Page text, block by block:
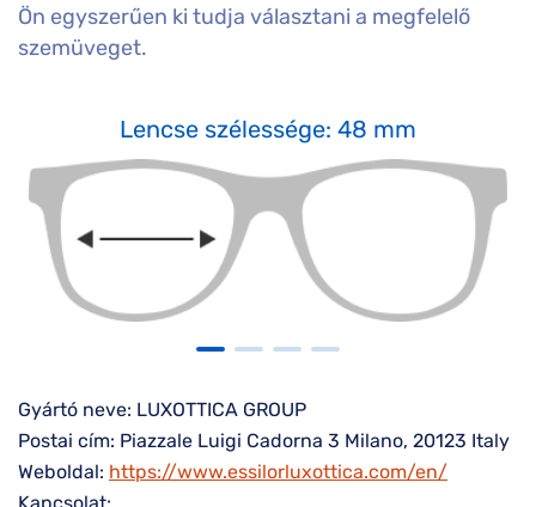
Ön egyszerűen ki tudja választani a megfelelő
szemüveget.
Lencse szélessége: 48 mm
Gyártó neve: LUXOTTICA GROUP
Postai cím: Piazzale Luigi Cadorna 3 Milano, 20123 Italy
Weboldal: https://www.essilorluxottica.com/en/